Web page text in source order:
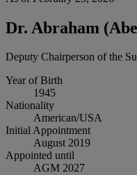
Dr. Abraham
Deputy Chairperson of the
Year of Birth
1945
Nationality
American/USA
Initial Appointment
August 2019
Appointed until
AGM 2027